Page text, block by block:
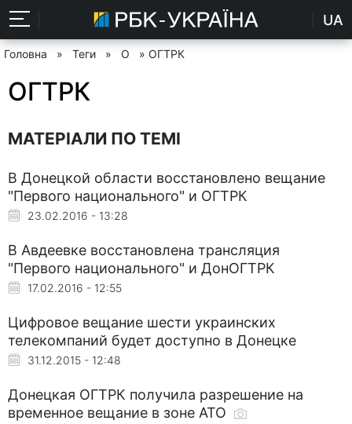
UA
Головна » Теги » О » ОГТРК
ОГТРК
МАТЕРІАЛИ ПО ТЕМІ
В Донецкой области восстановлено вещание
"Первого национального" и ОГТРК
23.02.2016 - 13:28
В Авдеевке восстановлена трансляция
"Первого национального" и ДонОГТРК
17.02.2016 - 12:55
Цифровое вещание шести украинских
телекомпаний будет доступно в Донецке
31.12.2015 - 12:48
Донецкая ОГТРК получила разрешение на
временное вещание в зоне АТО